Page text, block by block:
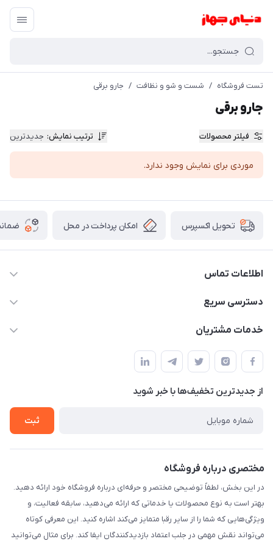
تست فروشگاه / شست و شو و نظافت / جارو برقی
جارو برقی
فیلتر محصولات ترتیب نمایش: جدیدترین
موردی برای نمایش وجود ندارد.
تحویل اکسپرس امکان پرداخت در محل
اطلاعات تماس
۰۲۱۰۰۰۰۰۰۰۰
دسترسی سریع
حساب کاربری
لیست محصولات
درباره ما
خدمات مشتریان
قوانین و مقررات
حریم خصوصی
راهنما
از جدید‌ترین تخفیف‌ها با‌ خبر شوید
ثبت
مختصری درباره فروشگاه
در این بخش، لطفاً توضیحی مختصر و حرفه‌ای درباره فروشگاه خود ارائه دهید.
بهتر است به نوع محصولات یا خدماتی که ارائه می‌دهید، سابقه فعالیت، و
ویژگی‌هایی که شما را از سایر رقبا متمایز می‌کند اشاره کنید. این معرفی کوتاه
می‌تواند نقش مهمی در جلب اعتماد بازدیدکنندگان ایفا کند. برای مثال می‌توانید